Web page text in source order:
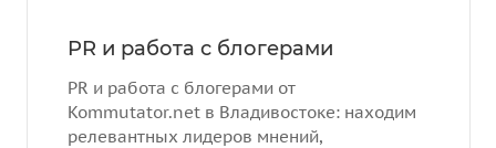
PR и работа с блогерами
PR и работа с блогерами от
Kommutator.net в Владивостоке: находим
релевантных лидеров мнений,